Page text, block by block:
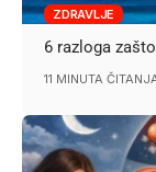
ZDRAVLJE
6 razloga
11 MINUTA